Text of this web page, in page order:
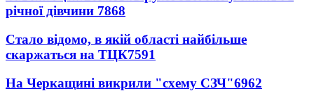
річної дівчини 7868
Стало відомо, в якій області найбільше
скаржаться на ТЦК7591
На Черкащині викрили "схему СЗЧ"6962